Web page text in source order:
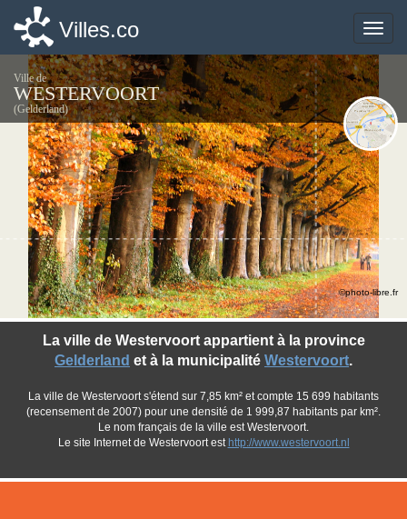
Toggle
Villes.co
Ville de
WESTERVOORT
(Gelderland)
La ville de Westervoort appartient à la province
Gelderland et à la municipalité Westervoort.
La ville de Westervoort s'étend sur 7,85 km² et compte 15 699 habitants
(recensement de 2007) pour une densité de 1 999,87 habitants par km².
Le nom français de la ville est Westervoort.
Le site Internet de Westervoort est http://www.westervoort.nl
©photo-libre.fr
Toggle
Villes.co